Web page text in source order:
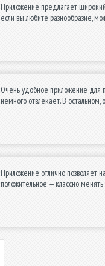
Приложение предлагает
если вы любите разнообразие,
Очень удобное приложение для
немного отвлекает. В остальном,
Приложение отлично позволяет
положительное — классно